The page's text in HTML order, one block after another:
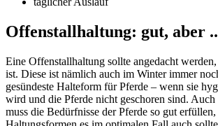
Offenstallhaltung: gut, aber
Eine Offenstallhaltung sollte angedacht
ist. Diese ist nämlich auch im Winter immer
gesündeste Halteform für Pferde – wenn sie
wird und die Pferde nicht geschoren sind.
muss die Bedürfnisse der Pferde so gut